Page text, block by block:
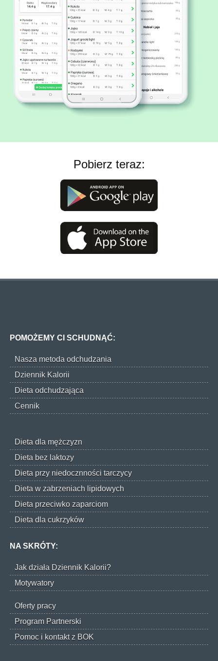
Pobierz teraz:
POMOŻEMY CI SCHUDNĄĆ:
Nasza metoda odchudzania
Dziennik Kalorii
Dieta odchudzająca
Cennik
Dieta dla mężczyzn
Dieta bez laktozy
Dieta przy niedocznności tarczycy
Dieta w zabrzeniach lipidowych
Dieta przeciwko zaparciom
Dieta dla cukrzyków
NA SKRÓTY:
Jak działa Dziennik Kalorii?
Motywatory
Oferty pracy
Program Partnerski
Pomoc i kontakt z BOK